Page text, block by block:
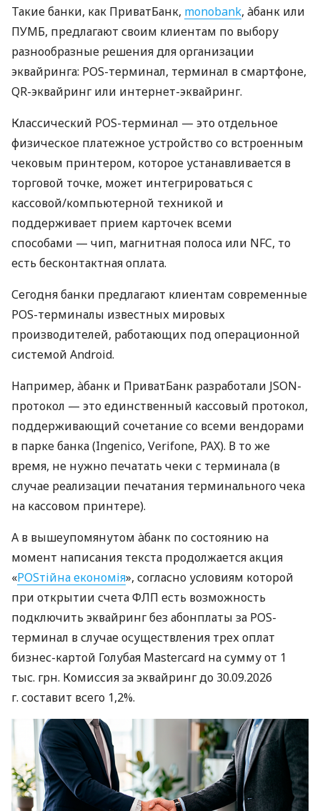
Такие банки, как ПриватБанк, monobank, àбанк или
ПУМБ, предлагают своим клиентам по выбору
разнообразные решения для организации
эквайринга: POS-терминал, терминал в смартфоне,
QR-эквайринг или интернет-эквайринг.
Классический POS-терминал — это отдельное
физическое платежное устройство со встроенным
чековым принтером, которое устанавливается в
торговой точке, может интегрироваться с
кассовой/компьютерной техникой и
поддерживает прием карточек всеми
способами — чип, магнитная полоса или NFC, то
есть бесконтактная оплата.
Сегодня банки предлагают клиентам современные
POS-терминалы известных мировых
производителей, работающих под операционной
системой Android.
Например, àбанк и ПриватБанк разработали JSON-
протокол — это единственный кассовый протокол,
поддерживающий сочетание со всеми вендорами
в парке банка (Ingenico, Verifone, PAX). В то же
время, не нужно печатать чеки с терминала (в
случае реализации печатания терминального чека
на кассовом принтере).
А в вышеупомянутом àбанк по состоянию на
момент написания текста продолжается акция
«POSтійна економія», согласно условиям которой
при открытии счета ФЛП есть возможность
подключить эквайринг без абонплаты за POS-
терминал в случае осуществления трех оплат
бизнес-картой Голубая Mastercard на сумму от 1
тыс. грн. Комиссия за эквайринг до 30.09.2026
г. составит всего 1,2%.